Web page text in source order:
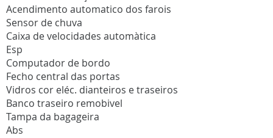
Acendimento automatico dos farois
Sensor de chuva
Caixa de velocidades automàtica
Esp
Computador de bordo
Fecho central das portas
Vidros cor eléc. dianteiros e traseiros
Banco traseiro remobivel
Tampa da bagageira
Abs